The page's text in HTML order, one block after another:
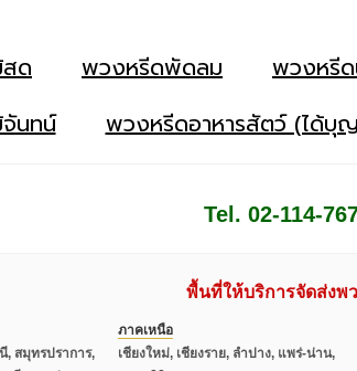
ด พวงหรีดพัดลม พวงหรี
นทน์
พวงหรีดอาหารสัตว์ (ได้บุ
Tel. 02-114-
พื้นที่ให้บริการจัดส่งพ
, สมุทรปราการ,
ภาคเหนือ
เชียงใหม่, เชียงราย, ลำปาง, แพร่-น่าน,